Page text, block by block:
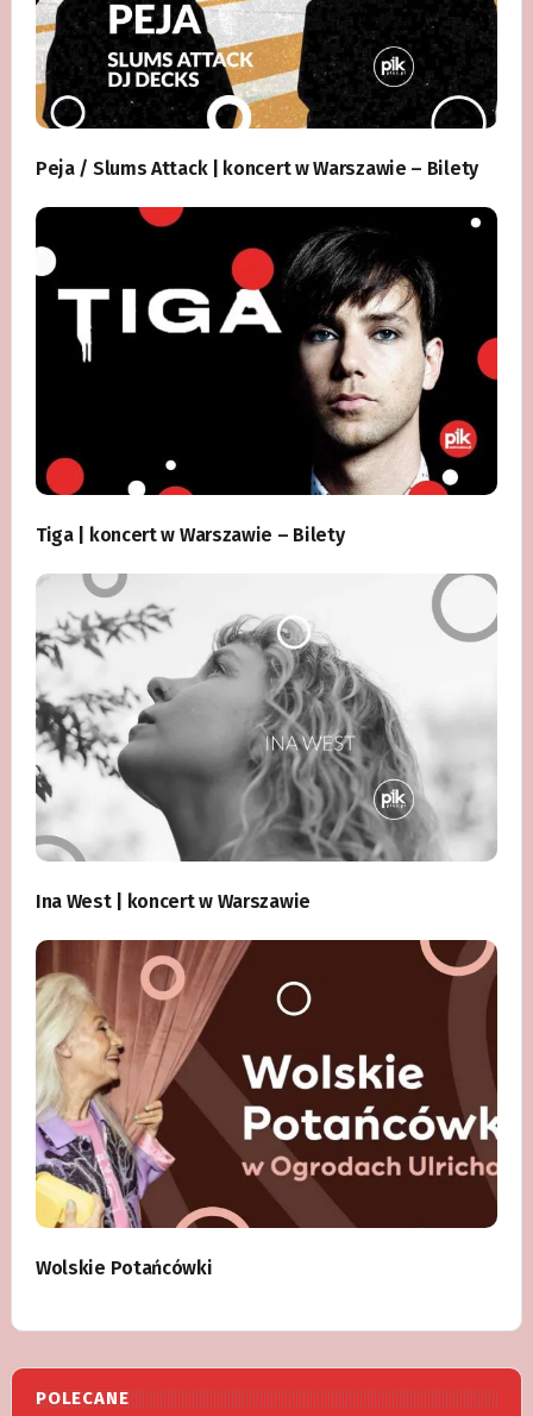
Peja / Slums Attack | koncert w Warszawie – Bilety
Tiga | koncert w Warszawie – Bilety
Ina West | koncert w Warszawie
Wolskie Potańcówki
POLECANE